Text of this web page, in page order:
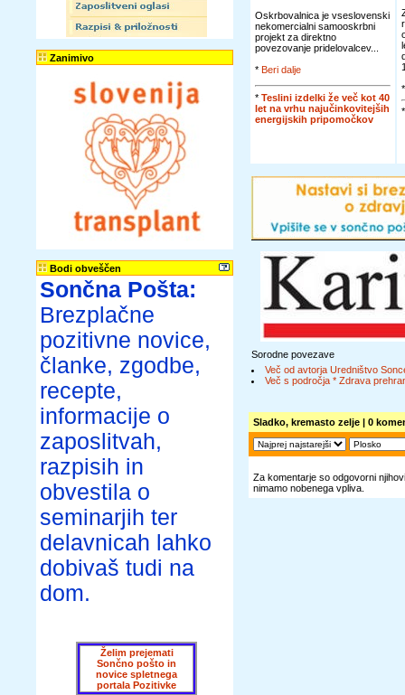
Zanimivo
Bodi obveščen
Sončna Pošta:
Brezplačne
pozitivne novice,
članke, zgodbe,
recepte,
informacije o
zaposlitvah,
razpisih in
obvestila o
seminarjih ter
delavnicah lahko
dobivaš tudi na
dom.
Želim prejemati
Sončno pošto in
novice spletnega
portala Pozitivke
Oskrbovalnica je vseslovenski
nekomercialni samooskrbni
projekt za direktno
povezovanje pridelovalcev...
* Beri dalje
* Teslini izdelki že več kot 40
let na vrhu najučinkovitejših
energijskih pripomočkov
Sorodne povezave
Več od avtorja Uredništvo
Več s področja * Zdrava
Sladko, kremasto zelje | 0
Za komentarje so odgovorni
nimamo nobenega vpliva.